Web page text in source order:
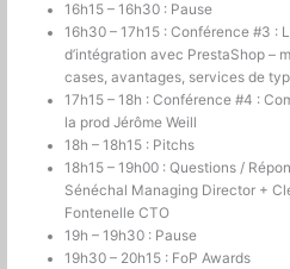
16h15 – 16h30 : Pause
16h30 – 17h15 : Conférence #3 :
d’intégration avec PrestaShop –
cases, avantages, services de
17h15 – 18h : Conférence #4 :
la prod Jérôme Weill
18h – 18h15 : Pitchs
18h15 – 19h00 : Questions /
Sénéchal Managing Director +
Fontenelle CTO
19h – 19h30 : Pause
19h30 – 20h15 : FoP Awards